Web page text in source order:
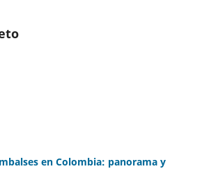
en Colombia: panorama y